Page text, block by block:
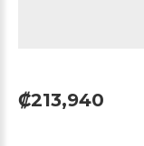
₡213,940